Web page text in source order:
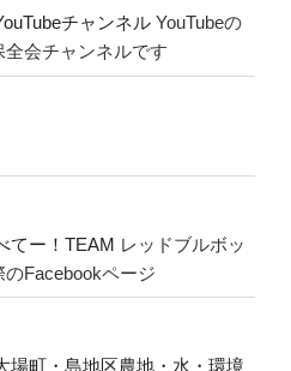
チャンネル YouTubeの
会チャンネルです
てー！TEAM レッドブルボッ
Facebookページ
場町・島地区農地・水・環境